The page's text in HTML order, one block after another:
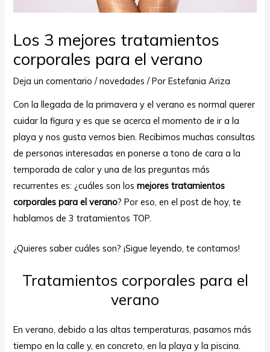
Los 3 mejores tratamientos
corporales para el verano
Deja un comentario /novedades / PorEstefania Ariza
Con la llegada de la primavera y el verano es normal querer
cuidar la figura y es que se acerca el momento de ir a la
playa y nos gusta vernos bien. Recibimos muchas consultas
de personas interesadas en ponerse a tono de cara a la
temporada de calor y una de las preguntas más
recurrentes es: ¿cuáles son losmejores tratamientos
corporales para el verano? Por eso, en el post de hoy, te
hablamos de 3 tratamientos TOP.
¿Quieres saber cuáles son? ¡Sigue leyendo, te contamos!
Tratamientos corporales para el
verano
En verano, debido a las altas temperaturas, pasamos más
tiempo en la calle y, en concreto, en la playa y la piscina.